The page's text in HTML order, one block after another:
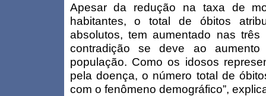
Apesar da redução na taxa de
habitantes, o total de óbitos
absolutos, tem aumentado nas três
contradição se deve ao
população. Como os idosos
pela doença, o número total de
com o fenômeno demográfico”,